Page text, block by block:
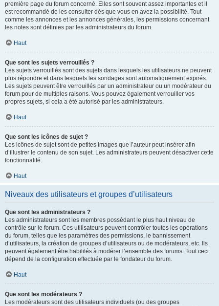
première page du forum concerné. Elles sont souvent assez importantes et il
est recommandé de les consulter dès que vous en avez la possibilité. Tout
comme les annonces et les annonces générales, les permissions concernant
les notes sont définies par les administrateurs du forum.
Haut
Que sont les sujets verrouillés ?
Les sujets verrouillés sont des sujets dans lesquels les utilisateurs ne peuvent
plus répondre et dans lesquels les sondages sont automatiquement expirés.
Les sujets peuvent être verrouillés par un administrateur ou un modérateur du
forum pour de multiples raisons. Vous pouvez également verrouiller vos
propres sujets, si cela a été autorisé par les administrateurs.
Haut
Que sont les icônes de sujet ?
Les icônes de sujet sont de petites images que l’auteur peut insérer afin
d’illustrer le contenu de son sujet. Les administrateurs peuvent désactiver cette
fonctionnalité.
Haut
Niveaux des utilisateurs et groupes d’utilisateurs
Que sont les administrateurs ?
Les administrateurs sont les membres possédant le plus haut niveau de
contrôle sur le forum. Ces utilisateurs peuvent contrôler toutes les opérations
du forum, telles que les paramètres des permissions, le bannissement
d’utilisateurs, la création de groupes d’utilisateurs ou de modérateurs, etc. Ils
peuvent également être habilités à modérer l’ensemble des forums. Tout ceci
dépend de la configuration effectuée par le fondateur du forum.
Haut
Que sont les modérateurs ?
Les modérateurs sont des utilisateurs individuels (ou des groupes